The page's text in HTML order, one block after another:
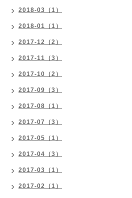
2018-03（1）
2018-01（1）
2017-12（2）
2017-11（3）
2017-10（2）
2017-09（3）
2017-08（1）
2017-07（3）
2017-05（1）
2017-04（3）
2017-03（1）
2017-02（1）